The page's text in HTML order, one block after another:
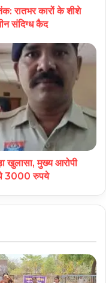
रातभर कारों के शीशे
संदिग्ध कैद
खुलासा, मुख्य आरोपी
थे 3000 रुपये